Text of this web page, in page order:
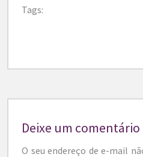
Tags:
Deixe um comentário
O seu endereço de e-mail